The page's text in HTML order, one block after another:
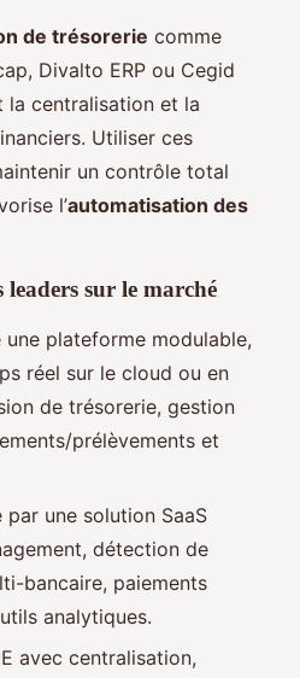
de trésorerie comme
Divalto ERP ou Cegid
la centralisation et la
Utiliser ces
un contrôle total
l’automatisation des
leaders sur le marché
une plateforme modulable,
réel sur le cloud ou en
de trésorerie, gestion
prélèvements et
par une solution SaaS
détection de
bancaire, paiements
analytiques.
avec centralisation,